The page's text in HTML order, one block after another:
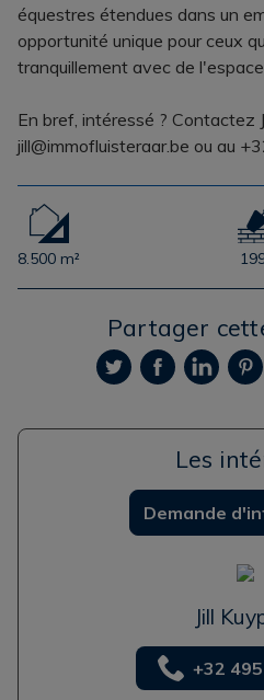
équestres étendues dans un
opportunité unique pour ceux
tranquillement avec de
En bref, intéressé ? Contactez
jill@immofluisteraar.be ou au
8.500 m²
Partager
Les
Demande
Jill
+32